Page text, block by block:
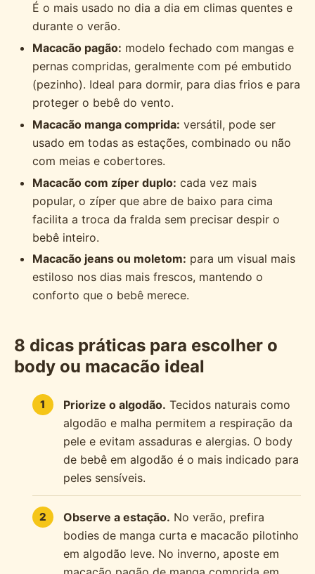
É o mais usado no dia a dia em climas quentes e
durante o verão.
Macacão pagão: modelo fechado com mangas e
pernas compridas, geralmente com pé embutido
(pezinho). Ideal para dormir, para dias frios e para
proteger o bebê do vento.
Macacão manga comprida: versátil, pode ser
usado em todas as estações, combinado ou não
com meias e cobertores.
Macacão com zíper duplo: cada vez mais
popular, o zíper que abre de baixo para cima
facilita a troca da fralda sem precisar despir o
bebê inteiro.
Macacão jeans ou moletom: para um visual mais
estiloso nos dias mais frescos, mantendo o
conforto que o bebê merece.
8 dicas práticas para escolher o
body ou macacão ideal
Priorize o algodão. Tecidos naturais como
algodão e malha permitem a respiração da
pele e evitam assaduras e alergias. O body
de bebê em algodão é o mais indicado para
peles sensíveis.
Observe a estação. No verão, prefira
bodies de manga curta e macacão pilotinho
em algodão leve. No inverno, aposte em